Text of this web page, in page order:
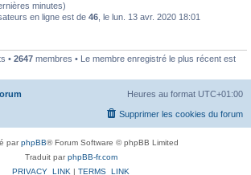
minutes)
en ligne est de 46 , le lun. 13 avr. 2020 18:01
• 2647 membres • Le membre enregistré le plus récent est
Heures au format UTC+01:00
Supprimer les cookies du forum
parphpBB® Forum Software © phpBB Limited
Traduit parphpBB-fr.com
PRIVACY_LINK | TERMS_LINK